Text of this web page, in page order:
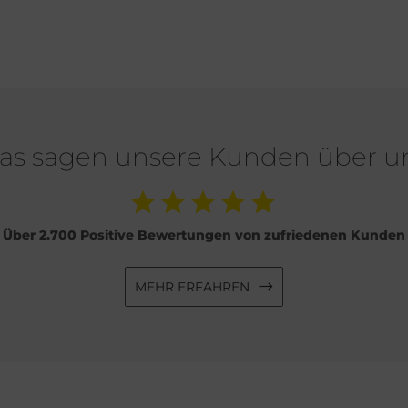
sagen unsere Kunden über
Über 2.700 Positive Bewertungen von zufriedenen Kunden
MEHR ERFAHREN